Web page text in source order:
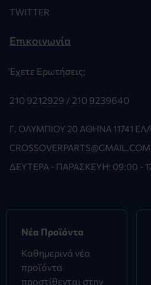
TWITTER
Επικοινωνία
Έχετε Ερωτήσεις;
210 9212929 / 210 9239640
Γ. ΟΛΥΜΠΊΟΥ 20 ΑΘΉΝΑ 11741
CROSSOVERPARTS@GMAIL.COM
ΔΕΥΤΈΡΑ - ΠΑΡΑΣΚΕΥΉ: 09:00 -
Νέα Προϊόντα
Καθημερινά νέα
προϊόντα
προστίθενται στην